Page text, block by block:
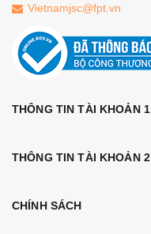
Vietnamjsc@fpt.vn
THÔNG TIN TÀI KHOẢN 1
THÔNG TIN TÀI KHOẢN 2
CHÍNH SÁCH